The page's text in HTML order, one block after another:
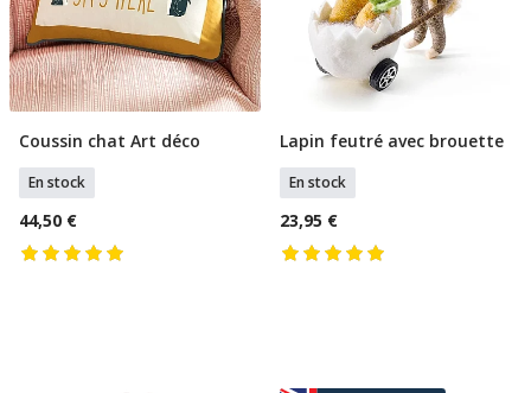
Ajouter Au Panier
Coussin chat Art déco
En stock
44,50 €
Ajouter Au Panier
Lapin feutré avec brouette
En stock
23,95 €